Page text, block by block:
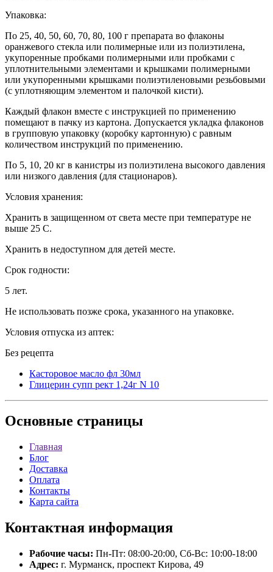
Упаковка:
По 25, 40, 50, 60, 70, 80, 100 г препарата во флаконы
оранжевого стекла или полимерные или из полиэтилена,
укупоренные пробками полимерными или пробками с
уплотнительными элементами и крышками полимерными
или укупоренными крышками полиэтиленовыми резьбовыми
(с уплотняющим элементом и палочкой кисти).
Каждый флакон вместе с инструкцией по применению
помещают в пачку из картона. Допускается укладка флаконов
в групповую упаковку (коробку картонную) с равным
количеством инструкций по применению.
По 5, 10, 20 кг в канистры из полиэтилена высокого давления
или низкого давления (для стационаров).
Условия хранения:
Хранить в защищенном от света месте при температуре не
выше 25 С.
Хранить в недоступном для детей месте.
Срок годности:
5 лет.
Не использовать позже срока, указанного на упаковке.
Условия отпуска из аптек:
Без рецепта
Касторовое масло фл 30мл
Глицерин супп рект 1,24г N 10
Основные страницы
Главная
Блог
Доставка
Оплата
Контакты
Карта сайта
Контактная информация
Рабочие часы: Пн-Пт: 08:00-20:00, Сб-Вс: 10:00-18:00
Адрес: г. Мурманск, проспект Кирова, 49